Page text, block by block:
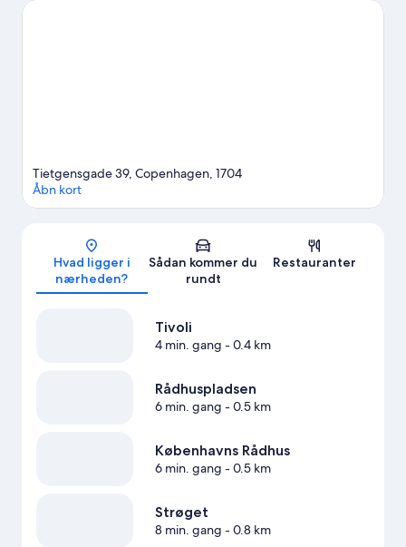
og Botanisk Have. Ser du frem til at opleve et arrangement eller
Kort
Tietgensgade 39, Copenhagen, 1704
Åbn kort
Hvad ligger i
nærheden?
Sådan kommer du
rundt
Restauranter
Tivoli
4 min. gang - 0.4 km
Rådhuspladsen
6 min. gang - 0.5 km
Københavns Rådhus
6 min. gang - 0.5 km
Strøget
8 min. gang - 0.8 km